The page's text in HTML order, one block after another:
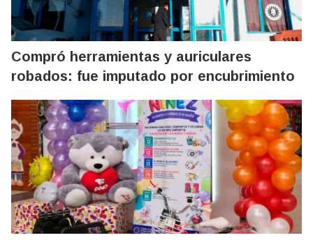
Compró herramientas y auriculares
robados: fue imputado por encubrimiento